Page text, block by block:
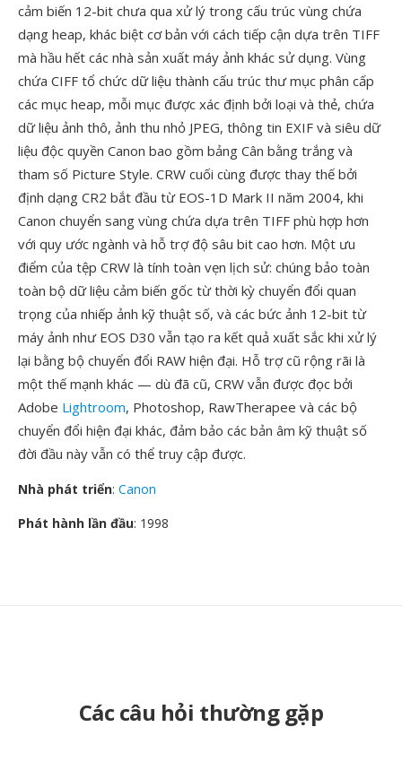
cảm biến 12-bit chưa qua xử lý trong cấu trúc vùng chứa
dạng heap, khác biệt cơ bản với cách tiếp cận dựa trên TIFF
mà hầu hết các nhà sản xuất máy ảnh khác sử dụng. Vùng
chứa CIFF tổ chức dữ liệu thành cấu trúc thư mục phân cấp
các mục heap, mỗi mục được xác định bởi loại và thẻ, chứa
dữ liệu ảnh thô, ảnh thu nhỏ JPEG, thông tin EXIF và siêu dữ
liệu độc quyền Canon bao gồm bảng Cân bằng trắng và
tham số Picture Style. CRW cuối cùng được thay thế bởi
định dạng CR2 bắt đầu từ EOS-1D Mark II năm 2004, khi
Canon chuyển sang vùng chứa dựa trên TIFF phù hợp hơn
với quy ước ngành và hỗ trợ độ sâu bit cao hơn. Một ưu
điểm của tệp CRW là tính toàn vẹn lịch sử: chúng bảo toàn
toàn bộ dữ liệu cảm biến gốc từ thời kỳ chuyển đổi quan
trọng của nhiếp ảnh kỹ thuật số, và các bức ảnh 12-bit từ
máy ảnh như EOS D30 vẫn tạo ra kết quả xuất sắc khi xử lý
lại bằng bộ chuyển đổi RAW hiện đại. Hỗ trợ cũ rộng rãi là
một thế mạnh khác — dù đã cũ, CRW vẫn được đọc bởi
Adobe Lightroom, Photoshop, RawTherapee và các bộ
chuyển đổi hiện đại khác, đảm bảo các bản âm kỹ thuật số
đời đầu này vẫn có thể truy cập được.
Nhà phát triển: Canon
Phát hành lần đầu: 1998
Các câu hỏi thường gặp